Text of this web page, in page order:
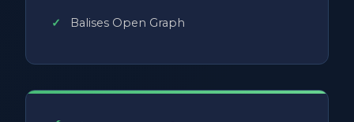
Balises Open Graph